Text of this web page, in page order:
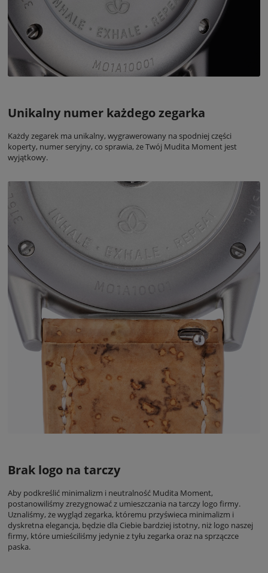
Unikalny numer każdego zegarka
Każdy zegarek ma unikalny, wygrawerowany na spodniej części
koperty, numer seryjny, co sprawia, że Twój Mudita Moment jest
wyjątkowy.
Brak logo na tarczy
Aby podkreślić minimalizm i neutralność Mudita Moment,
postanowiliśmy zrezygnować z umieszczania na tarczy logo firmy.
Uznaliśmy, że wygląd zegarka, któremu przyświeca minimalizm i
dyskretna elegancja, będzie dla Ciebie bardziej istotny, niż logo naszej
firmy, które umieściliśmy jedynie z tyłu zegarka oraz na sprzączce
paska.